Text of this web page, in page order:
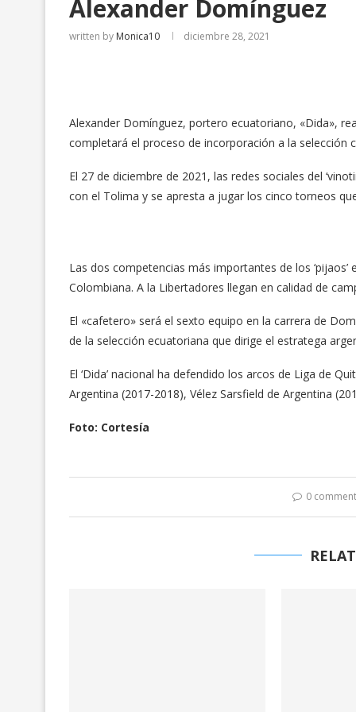
Alexander Domínguez
written by Monica10 diciembre 28, 2021
Alexander Domínguez, portero ecuatoriano, «Dida»,
completará el proceso de incorporación a la selección
El 27 de diciembre de 2021, las redes sociales del
con el Tolima y se apresta a jugar los cinco torneos
Las dos competencias más importantes de los
Colombiana. A la Libertadores llegan en calidad de
El «cafetero» será el sexto equipo en la carrera de
de la selección ecuatoriana que dirige el estratega
El ‘Dida’ nacional ha defendido los arcos de Liga de
Argentina (2017-2018), Vélez Sarsfield de Argentina
Foto: Cortesía
0